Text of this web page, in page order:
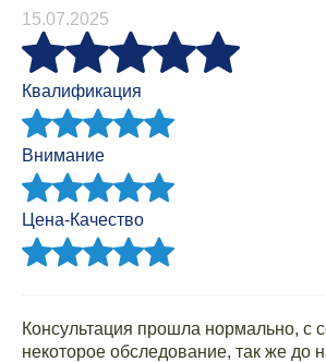
15.07.2025
Квалификация
Внимание
Цена-Качество
Консультация прошла нормально, с
некоторое обследование, так же до